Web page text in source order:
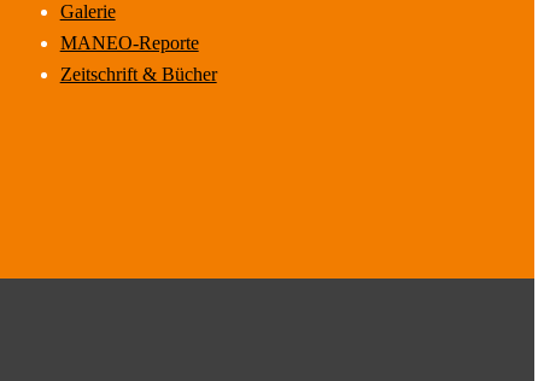
Galerie
MANEO-Reporte
Zeitschrift & Bücher